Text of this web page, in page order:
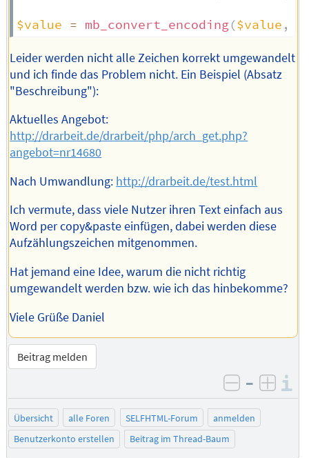
$value = mb_convert_encoding($value ,
Leider werden nicht alle Zeichen korrekt umgewandelt
und ich finde das Problem nicht. Ein Beispiel (Absatz
"Beschreibung"):
Aktuelles Angebot:
http://drarbeit.de/drarbeit/php/arch_get.php?
angebot=nr14680
Nach Umwandlung: http://drarbeit.de/test.html
Ich vermute, dass viele Nutzer ihren Text einfach aus
Word per copy&paste einfügen, dabei werden diese
Aufzählungszeichen mitgenommen.
Hat jemand eine Idee, warum die nicht richtig
umgewandelt werden bzw. wie ich das hinbekomme?
Viele Grüße Daniel
Beitrag melden
negativ
–
Übersicht alle Foren SELFHTML-Forum
anmelden
Benutzerkonto erstellen
Beitrag im Thread-Baum